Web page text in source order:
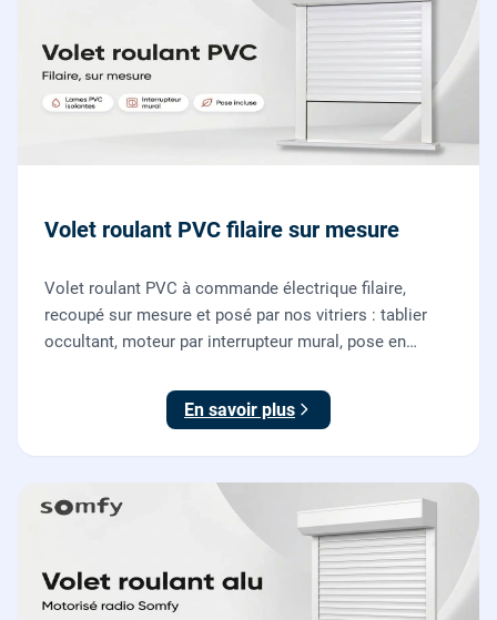
Volet roulant PVC filaire sur mesure
Volet roulant PVC à commande électrique filaire,
recoupé sur mesure et posé par nos vitriers : tablier
occultant, moteur par interrupteur mural, pose en
En savoir plus